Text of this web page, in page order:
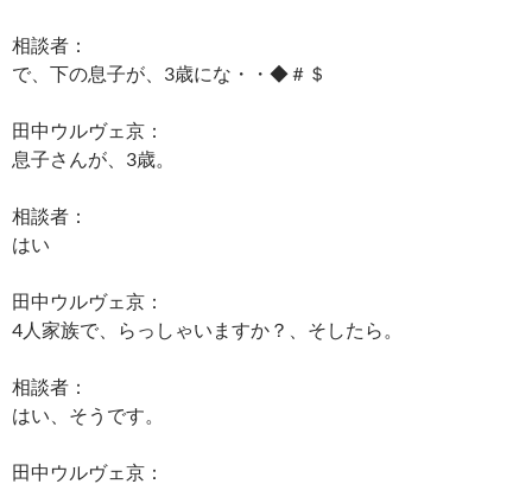
相談者：
で、下の息子が、3歳にな・・◆＃＄
田中ウルヴェ京：
息子さんが、3歳。
相談者：
はい
田中ウルヴェ京：
4人家族で、らっしゃいますか？、そしたら。
相談者：
はい、そうです。
田中ウルヴェ京：